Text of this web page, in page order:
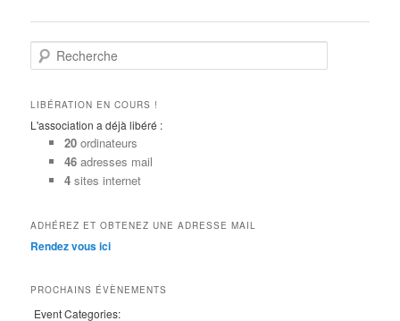
articles
e
h
r
LIBÉRATION EN COURS !
L'association a déjà libéré :
20ordinateurs
46adresses mail
4sites internet
ADHÉREZ ET OBTENEZ UNE ADRESSE MAIL
Rendez vous ici
PROCHAINS ÉVÈNEMENTS
Event Categories: